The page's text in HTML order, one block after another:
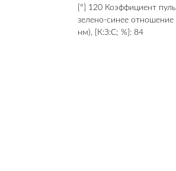
[°] 120 Коэффициент
зелено-синее
нм), [К:З:С; %]: 84